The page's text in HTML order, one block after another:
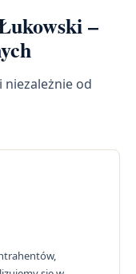
–
niezależnie od